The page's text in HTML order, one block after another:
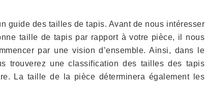
guide des tailles de tapis. Avant de nous intéresser
taille de tapis par rapport à votre pièce, il nous
par une vision d’ensemble. Ainsi, dans le
trouverez une classification des tailles des tapis
La taille de la pièce déterminera également les